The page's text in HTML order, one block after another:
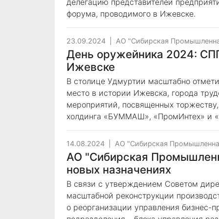
делегацию представителей
форума, проводимого в Ижевске.
23.09.2024 АО "Сибирская
День оружейника 2024:
Ижевске
В столице Удмуртии масштабно
место в истории Ижевска, города
мероприятий, посвященных
холдинга «БУММАШ», «ПромИнтех» и
14.08.2024 АО "Сибирская
АО "Сибирская
новых назначениях
В связи с утверждением Советом
масштабной реконструкции
о реорганизации управления бизнес-